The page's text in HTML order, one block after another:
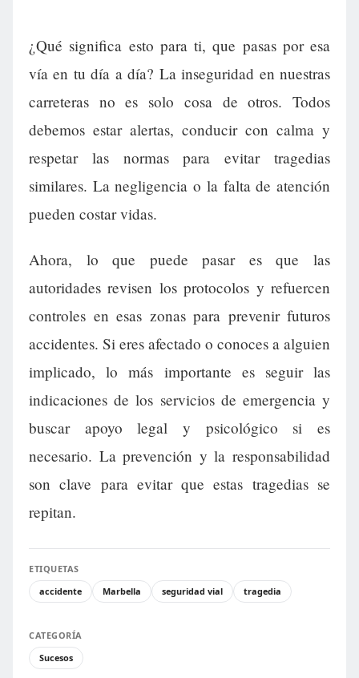
¿Qué significa esto para ti, que pasas por esa
vía en tu día a día? La inseguridad en nuestras
carreteras no es solo cosa de otros. Todos
debemos estar alertas, conducir con calma y
respetar las normas para evitar tragedias
similares. La negligencia o la falta de atención
pueden costar vidas.
Ahora, lo que puede pasar es que las
autoridades revisen los protocolos y refuercen
controles en esas zonas para prevenir futuros
accidentes. Si eres afectado o conoces a alguien
implicado, lo más importante es seguir las
indicaciones de los servicios de emergencia y
buscar apoyo legal y psicológico si es
necesario. La prevención y la responsabilidad
son clave para evitar que estas tragedias se
repitan.
ETIQUETAS
accidente
Marbella seguridad vial tragedia
CATEGORÍA
Sucesos